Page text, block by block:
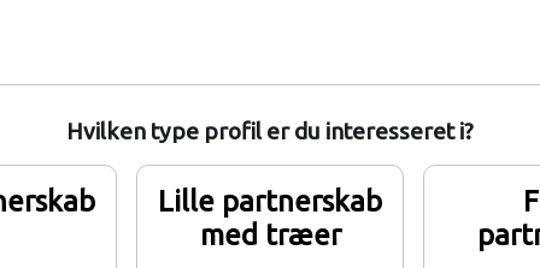
Hvilken type profil er du interesseret i?
Lille partnerskab
med træer